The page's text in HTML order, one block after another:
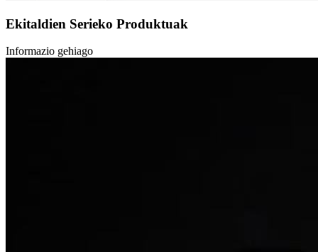
Ekitaldien Serieko Produktuak
Informazio gehiago